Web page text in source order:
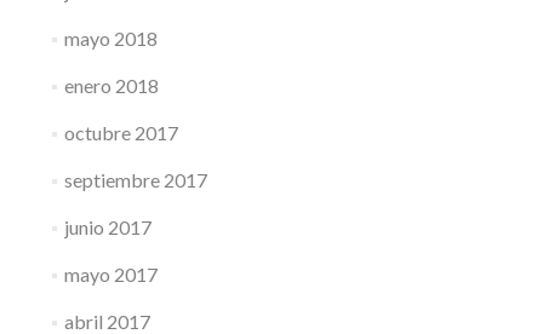
mayo 2018
enero 2018
octubre 2017
septiembre 2017
junio 2017
mayo 2017
abril 2017